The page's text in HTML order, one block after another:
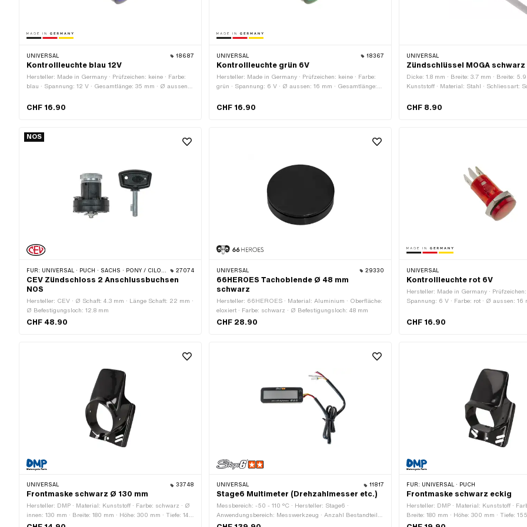
UNIVERSAL 18687
Kontrollleuchte blau 12V
Hersteller: Made in Germany · Prüfzeichen: keine · Farbe:
blau · Spannung: 12 V · Gesamtlänge: 35 mm · Ø aussen:
CHF 16.90
UNIVERSAL 18367
Kontrollleuchte grün 6V
Hersteller: Made in Germany · Prüfzeichen: keine · Farbe:
grün · Spannung: 6 V · Ø aussen: 16 mm · Gesamtlänge:
CHF 16.90
UNIVERSAL
Zündschlüssel MOGA schwarz
Dicke: 1.8 mm · Breite: 3.7 mm · Breite:
Kunststoff · Material: Stahl · Schliessart:
CHF 8.90
NOS
FÜR: UNIVERSAL · PUCH · SACHS · PONY / CILO (BETA 521 & 512) 27074
CEV Zündschloss 2 Anschlussbuchsen
NOS
Hersteller: CEV · Ø Schaft: 4.3 mm · Länge Schaft: 22 mm ·
Ø Befestigungsloch: 12.8 mm
CHF 48.90
UNIVERSAL 29330
66HEROES Tachoblende Ø 48 mm
schwarz
Hersteller: 66HEROES · Material: Aluminium · Oberfläche:
eloxiert · Farbe: schwarz · Ø Befestigungsloch: 48 mm
CHF 28.90
UNIVERSAL
Kontrollleuchte rot 6V
Hersteller: Made in Germany · Prüfzeichen:
Spannung: 6 V · Farbe: rot · Ø aussen: 16
CHF 16.90
UNIVERSAL 33748
Frontmaske schwarz Ø 130 mm
Hersteller: DMP · Material: Kunststoff · Farbe: schwarz · Ø
innen: 130 mm · Breite: 180 mm · Höhe: 300 mm · Tiefe: 140
mm
UNIVERSAL 11817
Stage6 Multimeter (Drehzahlmesser etc.)
Messbereich: -50 - 110 °C · Hersteller: Stage6 ·
Anwendungsbereich: Messwerkzeug · Anzahl Bestandteile:
5 Stk.
FÜR: UNIVERSAL · PUCH
Frontmaske schwarz eckig
Hersteller: DMP · Material: Kunststoff ·
Breite: 180 mm · Höhe: 300 mm · Tiefe: